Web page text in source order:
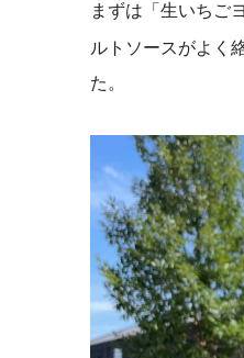
まずは「生いちご
ルトソースがよく
た。